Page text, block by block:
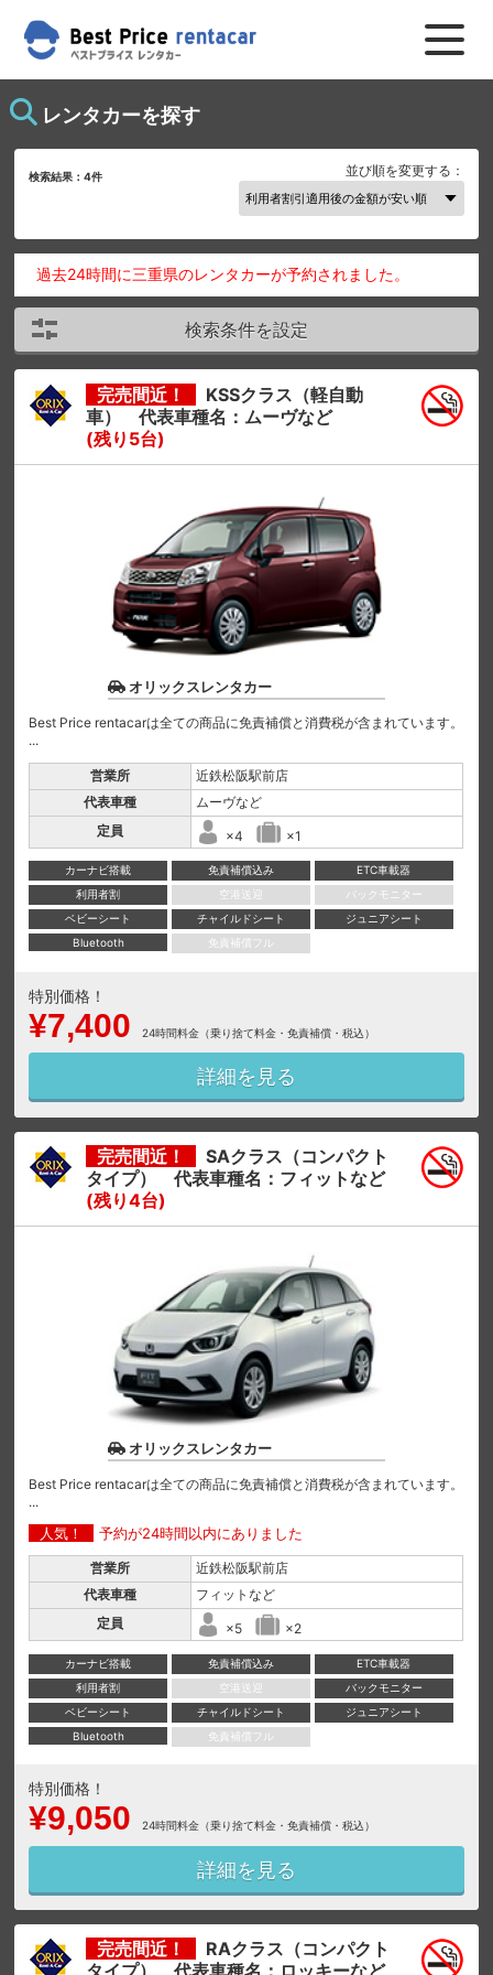
レンタカーを探す
検索結果：4件 並び順を変更する：
過去24時間に三重県のレンタカーが予約されました。
検索条件を設定
完売間近！
KSSクラス（軽自動
車） 代表車種名：ムーヴなど
(残り5台)
オリックスレンタカー
Best Price rentacarは全ての商品に免責補償と消費税が含まれています。
...
営業所
近鉄松阪駅前店
代表車種
ムーヴなど
定員
×4 ×1
カーナビ搭載 免責補償込み
ETC車載器
利用者割
空港送迎
バックモニター
ベビーシート
チャイルドシート
ジュニアシート
Bluetooth
免責補償フル
特別価格！
¥7,400 24時間料金（乗り捨て料金・免責補償・税込）
詳細を見る
完売間近！
SAクラス（コンパクト
タイプ） 代表車種名：フィットなど
(残り4台)
オリックスレンタカー
Best Price rentacarは全ての商品に免責補償と消費税が含まれています。
...
人気！ 予約が24時間以内にありました
営業所
近鉄松阪駅前店
代表車種
フィットなど
定員
×5 ×2
カーナビ搭載 免責補償込み
ETC車載器
利用者割
空港送迎
バックモニター
ベビーシート
チャイルドシート
ジュニアシート
Bluetooth
免責補償フル
特別価格！
¥9,050 24時間料金（乗り捨て料金・免責補償・税込）
詳細を見る
完売間近！
RAクラス（コンパクト